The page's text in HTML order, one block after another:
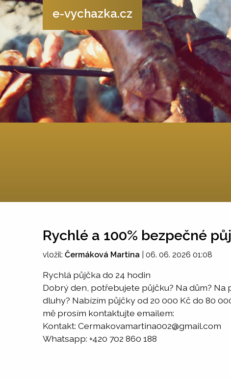
e-vychazka.cz
Rychlé a 100% bezpečné
vložil: Čermáková Martina 06. 06. 2026 01:08
Rychlá půjčka do 24 hodin
Dobrý den, potřebujete půjčku? Na dům?
dluhy? Nabízím půjčky od 20 000 Kč do 80
mě prosím kontaktujte emailem:
Kontakt: Cermakovamartina002@gmail.com
Whatsapp: +420 702 860 188